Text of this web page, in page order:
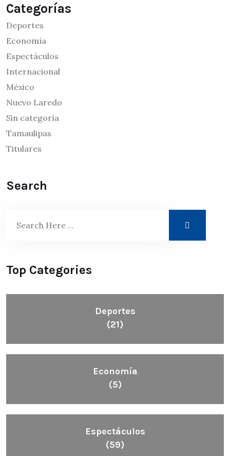
Categorías
Deportes
Economía
Espectáculos
Internacional
México
Nuevo Laredo
Sin categoría
Tamaulipas
Titulares
Search
Top Categories
Deportes
(21)
Economía
(5)
Espectáculos
(59)